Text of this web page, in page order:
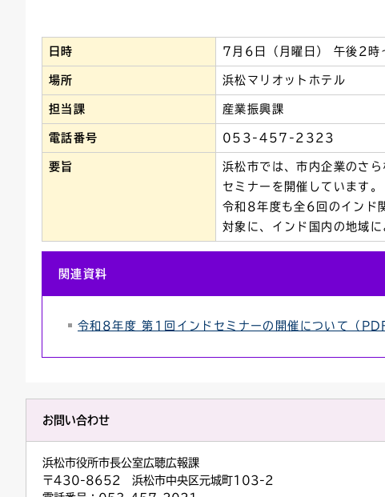
日時 7月6日（月曜日） 午後2
場所 浜松マリオットホテル
担当課 産業振興課
電話番号 053-457-2323
要旨
浜松市では、市内企業のさ
セミナーを開催しています。
令和8年度も全6回のインド
対象に、インド国内の地域
関連資料
令和8年度 第1回インドセミナーの開催について（
お問い合わせ
浜松市役所市長公室広聴広報課
〒430-8652 浜松市中央区元城町103-2